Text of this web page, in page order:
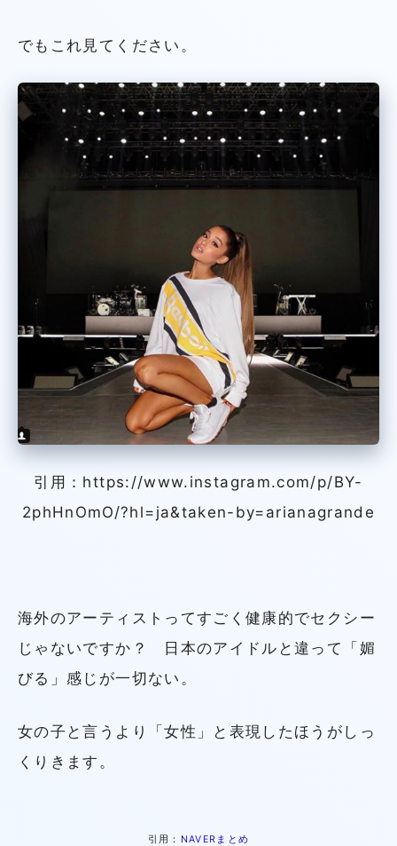
でもこれ見てください。
引用：https://www.instagram.com/p/BY-
2phHnOmO/?hl=ja&taken-by=arianagrande
海外のアーティストってすごく健康的でセクシー
じゃないですか？ 日本のアイドルと違って「媚
びる」感じが一切ない。
女の子と言うより「女性」と表現したほうがしっ
くりきます。
引用： NAVERまとめ